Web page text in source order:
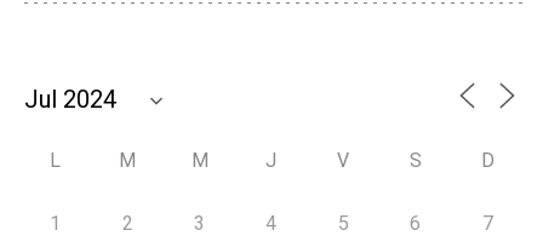
L M M J V S D
1 2 3 4 5 6 7